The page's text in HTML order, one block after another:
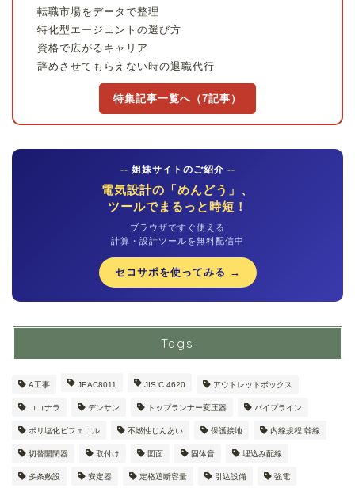
転職市場をデータで整理
特化型エージェントの選び方
資格で広がるキャリア
辞めさせてもらえない時の退職代行
特集記事一覧へ（7記事）
-- 姐妹サイトのご紹介 --
電気設計の「めんどう」、
ツールでまるっと時短！
ブラウザですぐ使える
計算・設計ツールを無料配信中
セコサポを使ってみる →
Tags
A工事 JEAC8011 JIS C 4620 アウトレットボックス
ココナラ デンサン トップランナー変圧器 パイプライン
ポリ塩化ビフェニル 不燃性じんあい 保護接地 内線規程 幹線
切替開閉器 取付け 図面 固体音 埋込み配線
多条敷設 安定器 定格遮断容量 引込設備 強電